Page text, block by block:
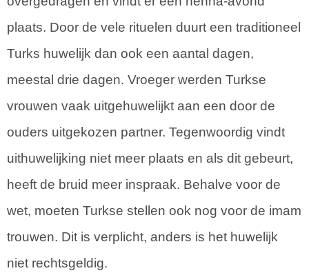
plaats. Door de vele rituelen duurt een traditioneel
Turks huwelijk dan ook een aantal dagen,
meestal drie dagen. Vroeger werden Turkse
vrouwen vaak uitgehuwelijkt aan een door de
ouders uitgekozen partner. Tegenwoordig vindt
uithuwelijking niet meer plaats en als dit gebeurt,
heeft de bruid meer inspraak. Behalve voor de
wet, moeten Turkse stellen ook nog voor de imam
trouwen. Dit is verplicht, anders is het huwelijk
niet rechtsgeldig.